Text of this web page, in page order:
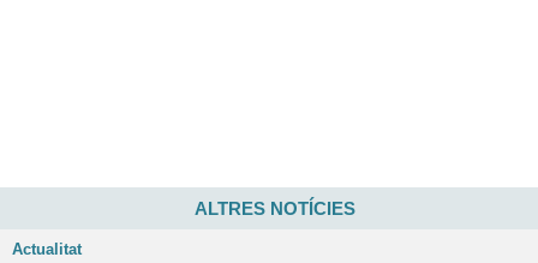
ALTRES NOTÍCIES
Actualitat